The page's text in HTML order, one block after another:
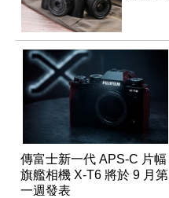
傳富士新一代 APS-C 片幅
旗艦相機 X-T6 將於 9 月第
一週發表